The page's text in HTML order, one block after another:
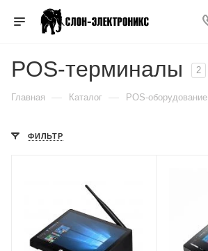
POS-терминалы 2
Главная — Каталог — POS-оборудование
ФИЛЬТР